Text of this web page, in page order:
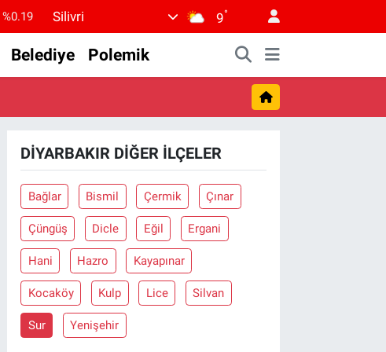
%0.19
%0.18
%0.02
Silivri 9°
Belediye Polemik
DIYARBAKIR DIĞER İLÇELER
Bağlar Bismil Çermik Çınar
Çüngüş Dicle Eğil Ergani
Hani Hazro Kayapınar
Kocaköy Kulp Lice Silvan
Sur Yenişehir